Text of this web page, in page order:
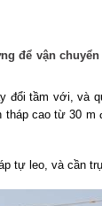
để vận
đổi tầm với, và
cao từ 30
tự leo, và cần